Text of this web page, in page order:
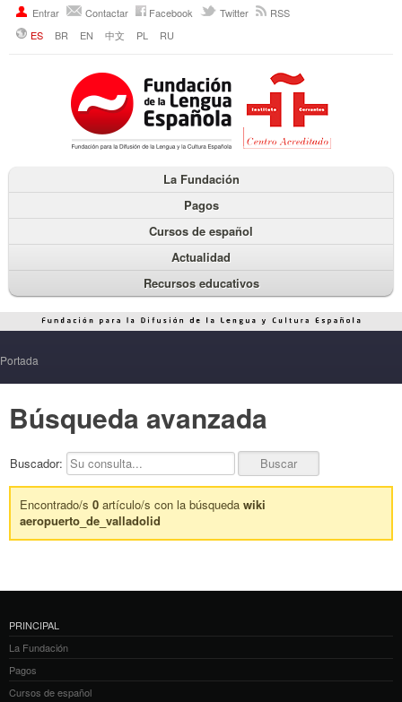
Entrar Contactar Facebook Twitter
RSS
ES
BR EN 中文 PL RU
La Fundación
Pagos
Cursos de español
Actualidad
Recursos educativos
Portada
Búsqueda avanzada
Buscador:
Encontrado/s0 artículo/s con la búsquedawiki
aeropuerto_de_valladolid
PRINCIPAL
La Fundación
Pagos
Cursos de español